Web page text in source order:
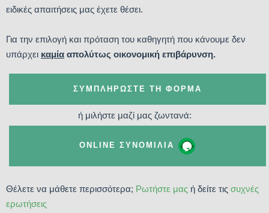
ειδικές απαιτήσεις μας έχετε θέσει.
Για την επιλογή και πρόταση του καθηγητή που κάνουμε δεν
υπάρχει καμία απολύτως οικονομική επιβάρυνση.
ΣΥΜΠΛΗΡΏΣΤΕ ΤΗ ΦΌΡΜΑ
ή μιλήστε μαζί μας ζωντανά:
ONLINE ΣΥΝΟΜΙΛΊΑ
Θέλετε να μάθετε περισσότερα; Ρωτήστε μας ή δείτε τις συχνές
ερωτήσεις